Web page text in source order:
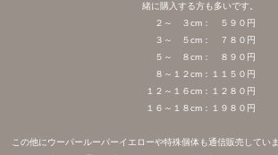
緒に購入する方も多いです。
２～ ３cm： ５９０円
３～ ５cm： ７８０円
５～ ８cm： ８９０円
８～１２cm：１１５０円
１２～１６cm：１２８０円
１６～１８cm：１９８０円
この他にウーパールーパーイエローや特殊個体も通信販売してい